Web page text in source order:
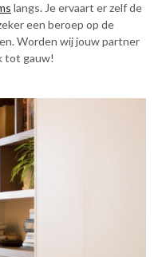
langs. Je ervaart er zelf de
een beroep op de
Worden wij jouw partner
tot gauw!